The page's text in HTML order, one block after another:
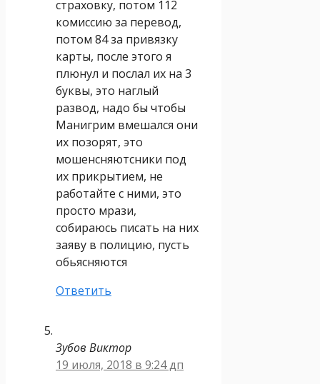
страховку, потом 112
комиссию за перевод,
потом 84 за привязку
карты, после этого я
плюнул и послал их на 3
буквы, это наглый
развод, надо бы чтобы
Манигрим вмешался они
их позорят, это
мошенсняютсники под
их прикрытием, не
работайте с ними, это
просто мрази,
собираюсь писать на них
заяву в полицию, пусть
обьясняются
Ответить
Зубов Виктор
19 июля, 2018 в 9:24 дп